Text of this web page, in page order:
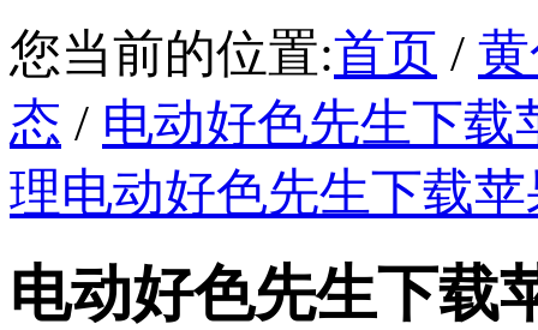
您当前的位置:首页 /
态 / 电动好色先生下
理电动好色先生下载
电动好色先生下载